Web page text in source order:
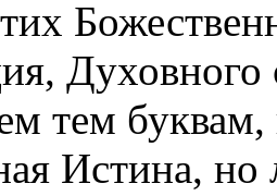
Духовного
тем
Истина,